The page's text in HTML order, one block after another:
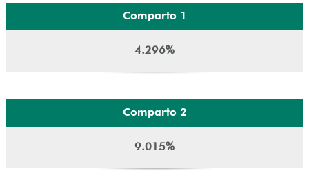
Comparto 1
4.296%
Comparto 2
9.015%